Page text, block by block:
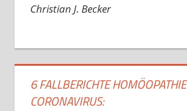
Christian J. Becker
6 FALLBERICHTE
CORONAVIRUS: